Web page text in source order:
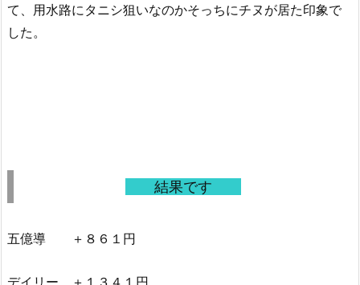
て、用水路にタニシ狙いなのかそっちにチヌが居た印象で
した。
結果です
五億導 ＋８６１円
デイリー ＋１３４１円